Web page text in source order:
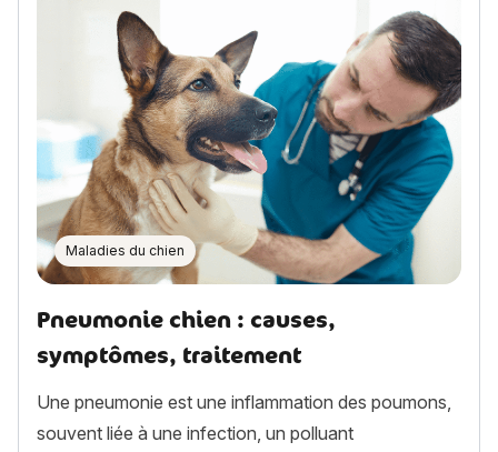
Maladies du chien
Pneumonie chien : causes,
symptômes, traitement
Une pneumonie est une inflammation des poumons,
souvent liée à une infection, un polluant